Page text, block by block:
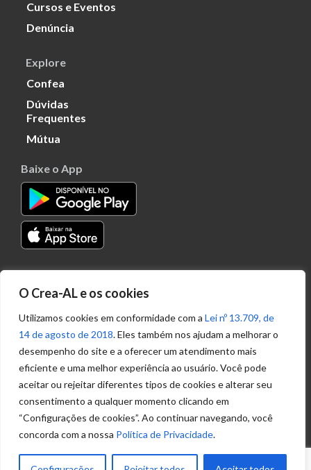
O Crea-AL e os cookies
Utilizamos cookies em conformidade com a Lei nº 13.709, de
14 de agosto de 2018. Eles também nos ajudam a melhorar o
desempenho do site e a oferecer um atendimento mais
eficiente e uma melhor experiência ao usuário. Você pode
aceitar ou rejeitar diferentes tipos de cookies e alterar seu
consentimento a qualquer momento clicando em
“Configurações de cookies”. Ao continuar navegando, você
concorda com a nossa Política de Privacidade.
Cursos e Eventos
Denúncia
Explore
Confea
Dúvidas
Frequentes
Mútua
Baixe o App
Transparência
Portal
Acesso à
Informação
Política de
Privacidade de
Ouvidoria
(82) 2123 0864
ouvidoria@crea-al.org.br